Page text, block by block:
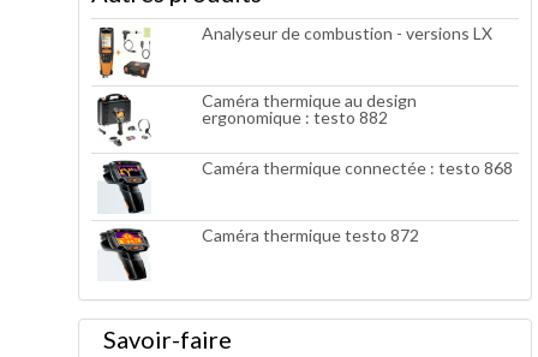
Analyseur de combustion - versions LX
Caméra thermique au design
ergonomique : testo 882
Caméra thermique connectée : testo 868
Caméra thermique testo 872
Savoir-faire